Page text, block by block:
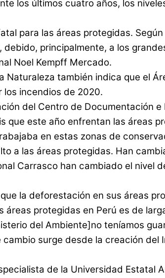
los últimos cuatro años, los
para las áreas protegidas.
principalmente, a los
Noel Kempff Mercado.
Naturaleza también indica que el
los incendios de 2020.
del Centro de Documentación
que este año enfrentan las áreas
en estas zonas de
a las áreas protegidas. Han
Carrasco han cambiado el
la deforestación en sus áreas
áreas protegidas en Perú es de
del Ambiente]no teníamos
surge desde la creación
de la Universidad Estatal